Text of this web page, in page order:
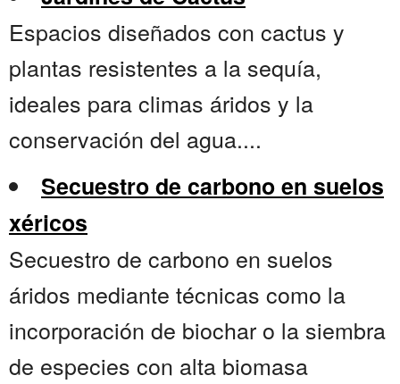
Espacios diseñados con cactus y
plantas resistentes a la sequía,
ideales para climas áridos y la
conservación del agua....
Secuestro de carbono en suelos
xéricos
Secuestro de carbono en suelos
áridos mediante técnicas como la
incorporación de biochar o la siembra
de especies con alta biomasa